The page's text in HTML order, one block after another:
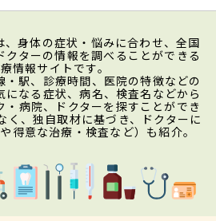
、身体の症状・悩みに合わせ、全国
クターの情報を調べることができる
情報サイトです。
・駅、診療時間、医院の特徴などの
なる症状、病名、検査名などから
・病院、ドクターを探すことができ
く、独自取材に基づき、ドクターに
得意な治療・検査など）も紹介。